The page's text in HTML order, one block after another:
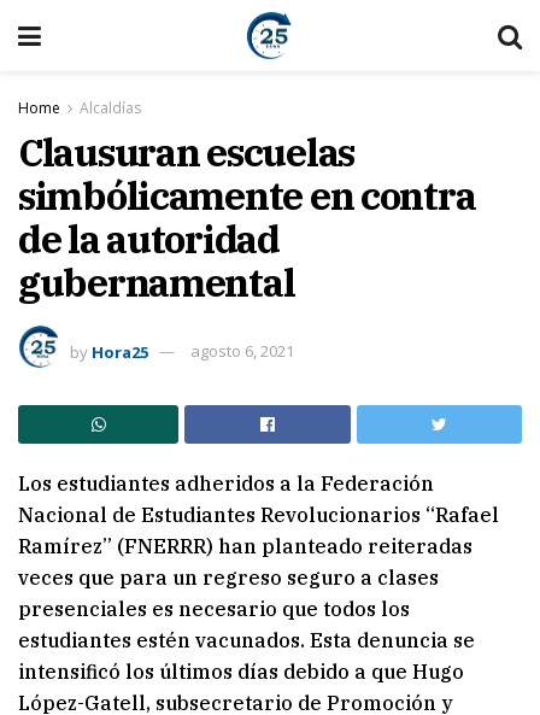
Home Alcaldías
Clausuran escuelas
simbólicamente en contra
de la autoridad
gubernamental
by Hora25 agosto 6, 2021
Los estudiantes adheridos a la Federación
Nacional de Estudiantes Revolucionarios “Rafael
Ramírez” (FNERRR) han planteado reiteradas
veces que para un regreso seguro a clases
presenciales es necesario que todos los
estudiantes estén vacunados. Esta denuncia se
intensificó los últimos días debido a que Hugo
López-Gatell, subsecretario de Promoción y